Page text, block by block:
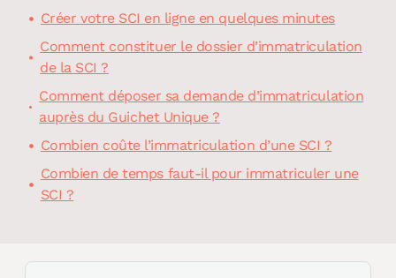
Créer votre SCI en ligne en quelques minutes
Comment constituer le dossier d’immatriculation
de la SCI ?
Comment déposer sa demande d’immatriculation
auprès du Guichet Unique ?
Combien coûte l’immatriculation d’une SCI ?
Combien de temps faut-il pour immatriculer une
SCI ?